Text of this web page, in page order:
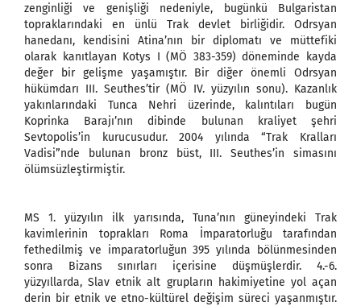
zenginliği ve genişliği nedeniyle, bugünkü Bulgaristan
topraklarındaki en ünlü Trak devlet birliğidir. Odrsyan
hanedanı, kendisini Atina’nın bir diplomatı ve müttefiki
olarak kanıtlayan Kotys I (MÖ 383-359) döneminde kayda
değer bir gelişme yaşamıştır. Bir diğer önemli Odrsyan
hükümdarı III. Seuthes’tir (MÖ IV. yüzyılın sonu). Kazanlık
yakınlarındaki Tunca Nehri üzerinde, kalıntıları bugün
Koprinka Barajı’nın dibinde bulunan kraliyet şehri
Sevtopolis’in kurucusudur. 2004 yılında “Trak Kralları
Vadisi”nde bulunan bronz büst, III. Seuthes’in simasını
ölümsüzleştirmiştir.
MS 1. yüzyılın ilk yarısında, Tuna’nın güneyindeki Trak
kavimlerinin toprakları Roma İmparatorluğu tarafından
fethedilmiş ve imparatorluğun 395 yılında bölünmesinden
sonra Bizans sınırları içerisine düşmüşlerdir. 4.-6.
yüzyıllarda, Slav etnik alt grupların hakimiyetine yol açan
derin bir etnik ve etno-kültürel değişim süreci yaşanmıştır.